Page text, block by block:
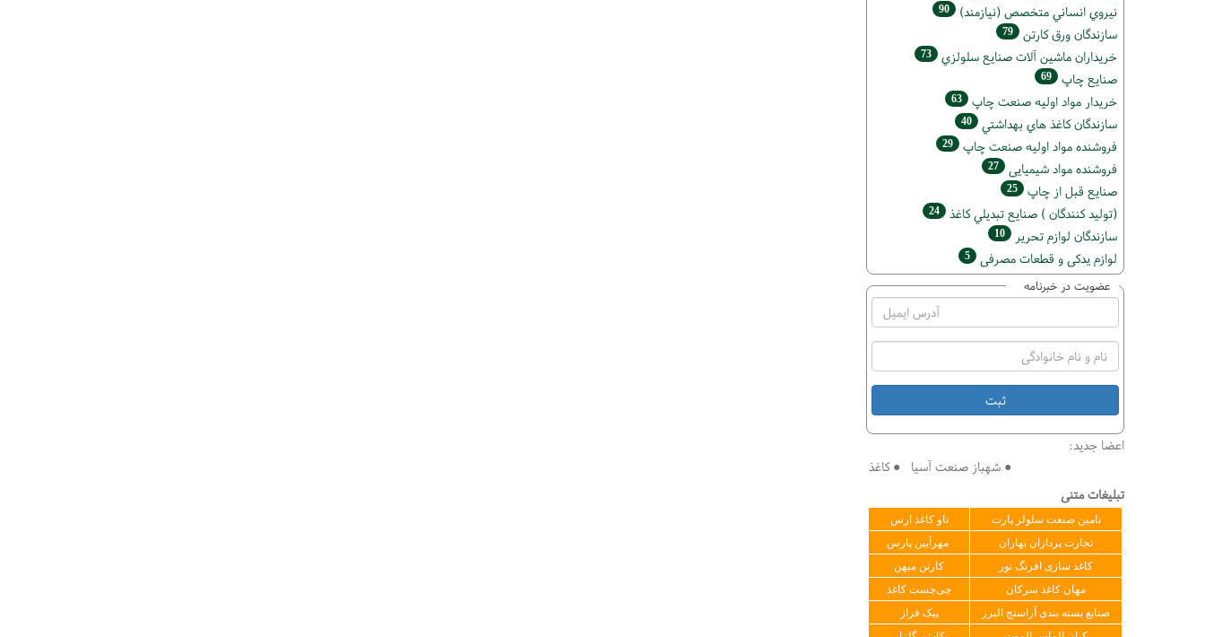
نيروي انساني متخصص (نیازمند) 90
سازندگان ورق كارتن 79
خریداران ماشين آلات صنايع سلولزي 73
صنايع چاپ 69
خريدار مواد اوليه صنعت چاپ 63
سازندگان كاغذ هاي بهداشتي 40
فروشنده مواد اوليه صنعت چاپ 29
فروشنده مواد شیمیایی 27
صنايع قبل از چاپ 25
(تولید كنندگان ) صنايع تبديلي كاغذ 24
سازندگان لوازم تحریر 10
لوازم یدکی و قطعات مصرفی 5
عضویت در خبرنامه
اعضا جدید:
● شهباز صنعت آسیا ● کاغذ سازی افق ● فنی مهندسی سپهر کویر فرداد ● کاغذ و مقوای فانتزی ترنج ● رسا
تبلیغات متنی
تامین صنعت سلولز پارت
تاو کاغذ ارس
تجارت پردازان بهاران
مهرآیین پارس
کاغذ سازی افرنگ نور
کارتن میهن
مهان کاغذ سرکان
چی‌چست کاغذ
صنایع بسته بندی آراسنج البرز
پیک فراز